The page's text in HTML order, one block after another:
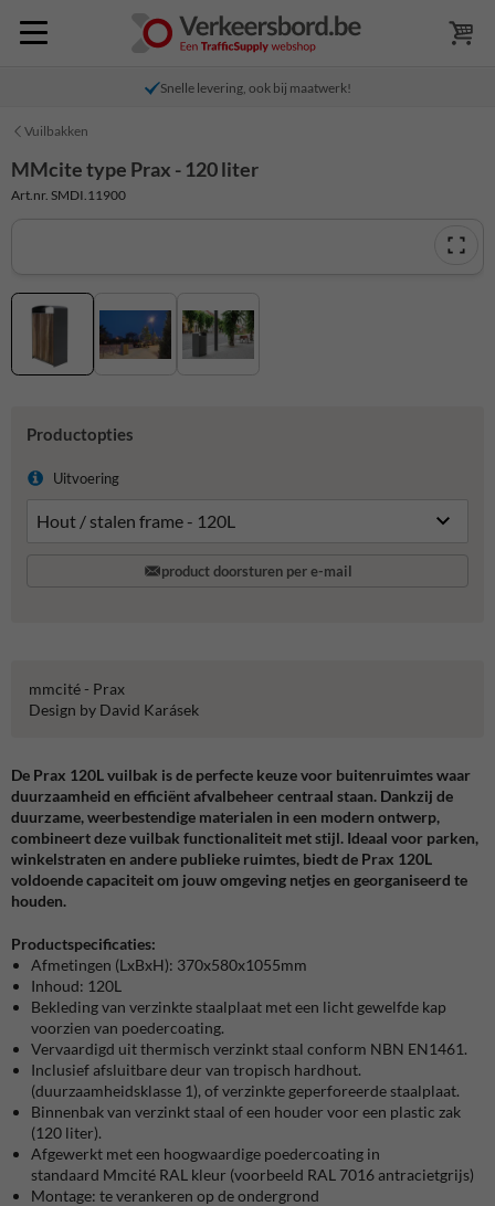
Snelle levering, ook bij maatwerk!
Vuilbakken
MMcite type Prax - 120 liter
Art.nr. SMDI.11900
Productopties
Uitvoering
product doorsturen per e-mail
mmcité - Prax
Design by David Karásek
De Prax 120L vuilbak is de perfecte keuze voor buitenruimtes waar
duurzaamheid en efficiënt afvalbeheer centraal staan. Dankzij de
duurzame, weerbestendige materialen in een modern ontwerp,
combineert deze vuilbak functionaliteit met stijl. Ideaal voor parken,
winkelstraten en andere publieke ruimtes, biedt de Prax 120L
voldoende capaciteit om jouw omgeving netjes en georganiseerd te
houden.
Productspecificaties:
Afmetingen (LxBxH): 370x580x1055mm
Inhoud: 120L
Bekleding van verzinkte staalplaat met een licht gewelfde kap
voorzien van poedercoating.
Vervaardigd uit thermisch verzinkt staal conform NBN EN1461.
Inclusief afsluitbare deur van tropisch hardhout.
(duurzaamheidsklasse 1), of verzinkte geperforeerde staalplaat.
Binnenbak van verzinkt staal of een houder voor een plastic zak
(120 liter).
Afgewerkt met een hoogwaardige poedercoating in
standaard Mmcité RAL kleur (voorbeeld RAL 7016 antracietgrijs)
Montage: te verankeren op de ondergrond